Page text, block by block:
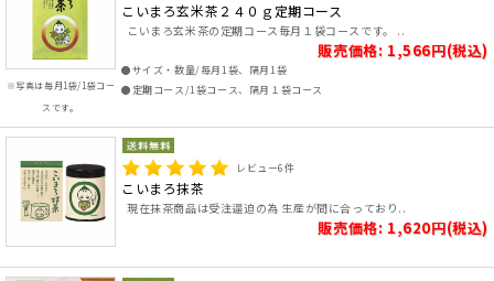
※写真は毎月1袋/1袋コー
スです。
こいまろ玄米茶２４０ｇ定期コース
こいまろ玄米茶の定期コース毎月１袋コースです。 ..
販売価格: 1,566円(税込)
●サイズ・数量/毎月1袋、隔月1袋
●定期コース/1袋コース、隔月１袋コース
レビュー6件
こいまろ抹茶
現在抹茶商品は受注逼迫の為 生産が間に合っており..
販売価格: 1,620円(税込)